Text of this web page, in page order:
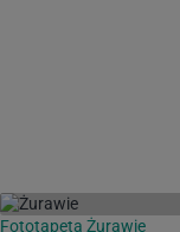
Fototapeta Żurawie